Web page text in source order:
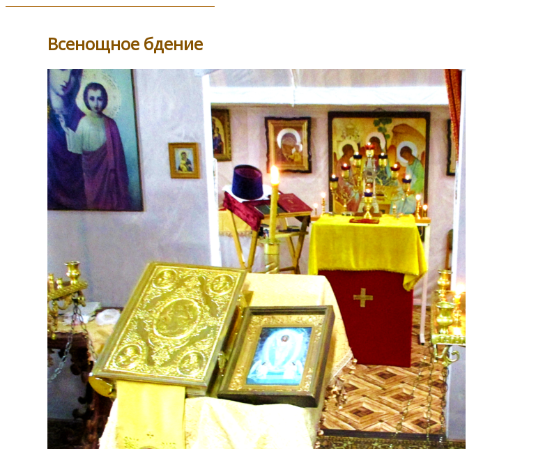
Всенощное бдение